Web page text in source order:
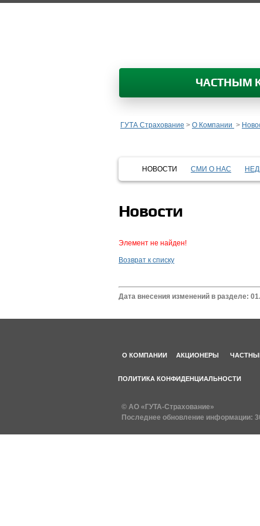
ЧАСТНЫМ
ГУТА Страхование > О Компании >
НОВОСТИ СМИ О НАС
Новости
Элемент не найден!
Возврат к списку
Дата внесения изменений в разделе:
О КОМПАНИИ АКЦИОНЕРЫ
ПОЛИТИКА КОНФИДЕНЦИАЛЬНОСТИ
© АО «ГУТА-Страхование»
Последнее обновление информации: